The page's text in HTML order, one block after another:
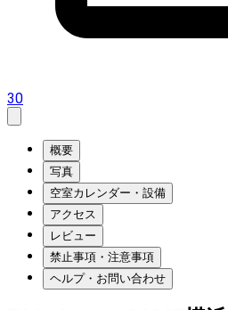
30
概要
写真
空室カレンダー・設備
アクセス
レビュー
禁止事項・注意事項
ヘルプ・お問い合わせ